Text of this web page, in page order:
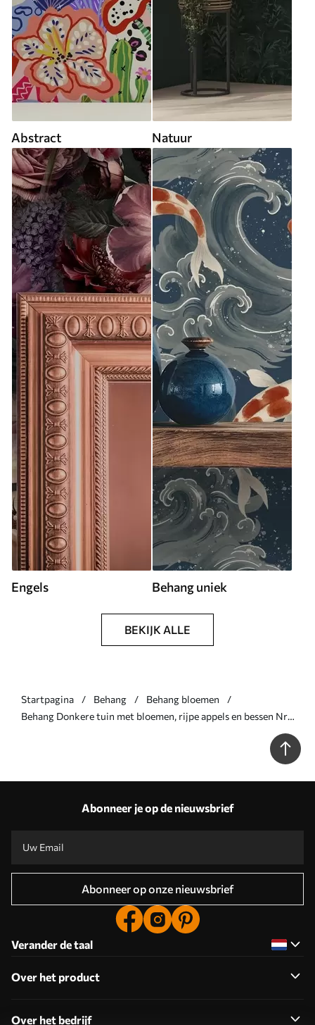
Abstract Natuur
Engels Behang uniek
BEKIJK ALLE
Startpagina Behang
Behang bloemen
Behang Donkere tuin met bloemen, rijpe appels en bessen Nr.
Abonneer je op de nieuwsbrief
Abonneer op onze nieuwsbrief
Verander de taal
Over het product
Over het bedrijf